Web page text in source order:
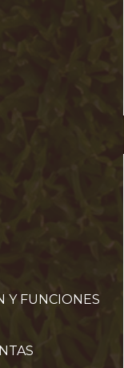
Y FUNCIONES